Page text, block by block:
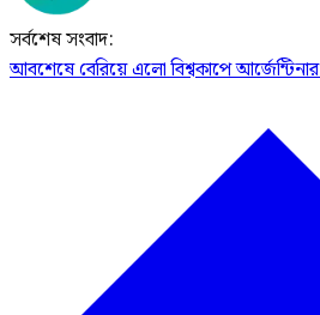
সর্বশেষ সংবাদ:
আবশেষে বেরিয়ে এলো বিশ্বকাপে